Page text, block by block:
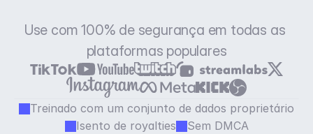
Use com 100% de segurança em todas as
plataformas populares
Treinado com um conjunto de dados proprietário
Isento de royalties
Sem DMCA